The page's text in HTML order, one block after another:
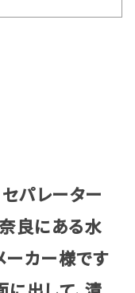
パレーター
良にある水
ーカー様です